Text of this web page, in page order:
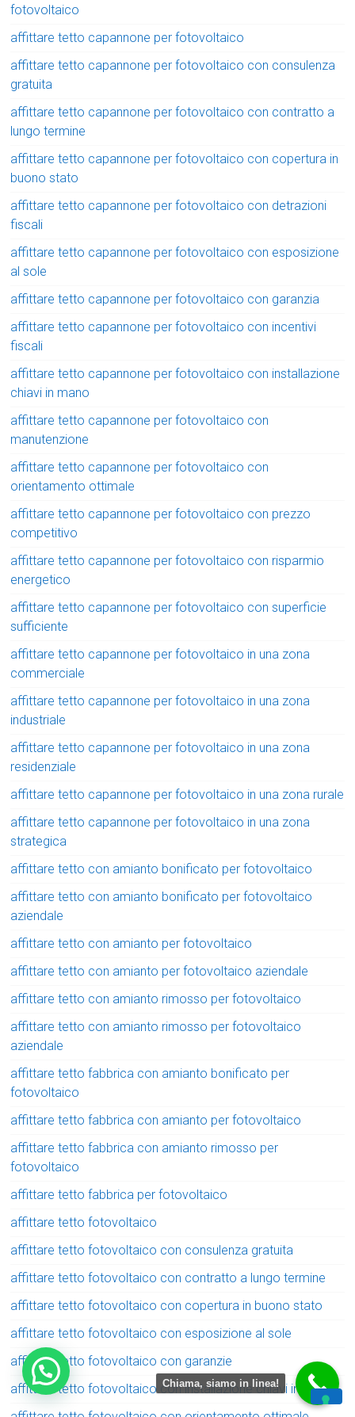
fotovoltaico
affittare tetto capannone per fotovoltaico
affittare tetto capannone per fotovoltaico con consulenza
gratuita
affittare tetto capannone per fotovoltaico con contratto a
lungo termine
affittare tetto capannone per fotovoltaico con copertura in
buono stato
affittare tetto capannone per fotovoltaico con detrazioni
fiscali
affittare tetto capannone per fotovoltaico con esposizione
al sole
affittare tetto capannone per fotovoltaico con garanzia
affittare tetto capannone per fotovoltaico con incentivi
fiscali
affittare tetto capannone per fotovoltaico con installazione
chiavi in mano
affittare tetto capannone per fotovoltaico con
manutenzione
affittare tetto capannone per fotovoltaico con
orientamento ottimale
affittare tetto capannone per fotovoltaico con prezzo
competitivo
affittare tetto capannone per fotovoltaico con risparmio
energetico
affittare tetto capannone per fotovoltaico con superficie
sufficiente
affittare tetto capannone per fotovoltaico in una zona
commerciale
affittare tetto capannone per fotovoltaico in una zona
industriale
affittare tetto capannone per fotovoltaico in una zona
residenziale
affittare tetto capannone per fotovoltaico in una zona rurale
affittare tetto capannone per fotovoltaico in una zona
strategica
affittare tetto con amianto bonificato per fotovoltaico
affittare tetto con amianto bonificato per fotovoltaico
aziendale
affittare tetto con amianto per fotovoltaico
affittare tetto con amianto per fotovoltaico aziendale
affittare tetto con amianto rimosso per fotovoltaico
affittare tetto con amianto rimosso per fotovoltaico
aziendale
affittare tetto fabbrica con amianto bonificato per
fotovoltaico
affittare tetto fabbrica con amianto per fotovoltaico
affittare tetto fabbrica con amianto rimosso per
fotovoltaico
affittare tetto fabbrica per fotovoltaico
affittare tetto fotovoltaico
affittare tetto fotovoltaico con consulenza gratuita
affittare tetto fotovoltaico con contratto a lungo termine
affittare tetto fotovoltaico con copertura in buono stato
affittare tetto fotovoltaico con esposizione al sole
affittare tetto fotovoltaico con garanzie
affittare tetto fotovoltaico con installazione chiavi in mano
Chiama, siamo in linea!